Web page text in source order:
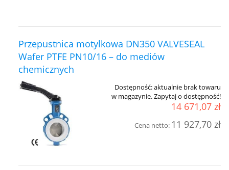
Przepustnica motylkowa DN350 VALVESEAL
Wafer PTFE PN10/16 – do mediów
chemicznych
Dostępność:aktualnie brak towaru
w magazynie. Zapytaj o dostępność!
14 671,07 zł
Cena netto: 11 927,70 zł